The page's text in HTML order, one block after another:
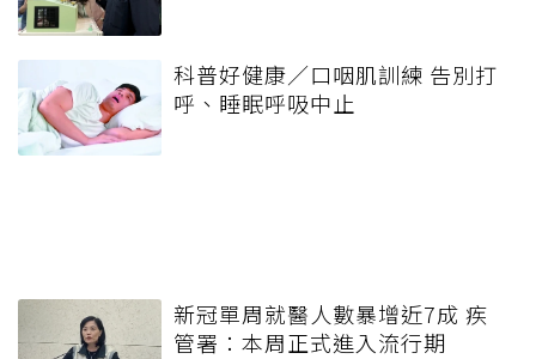
科普好健康／口咽肌訓練 告別打
呼、睡眠呼吸中止
新冠單周就醫人數暴增近7成 疾
管署：本周正式進入流行期